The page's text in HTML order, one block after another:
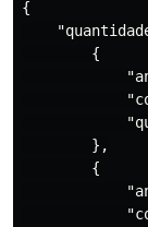
{
{
},
{